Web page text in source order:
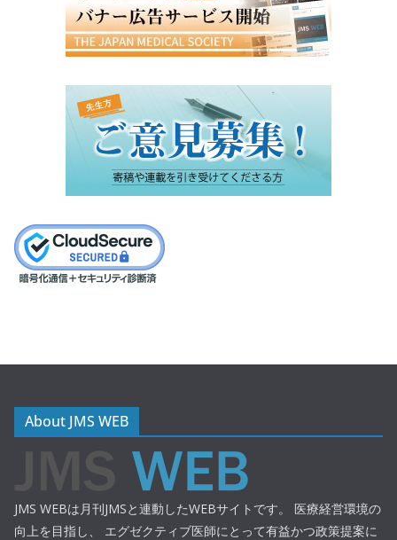
About JMS WEB
JMS WEBは月刊JMSと連動したWEBサイトです。 医療経営環境の
向上を目指し、 エグゼクティブ医師にとって有益かつ政策提案に